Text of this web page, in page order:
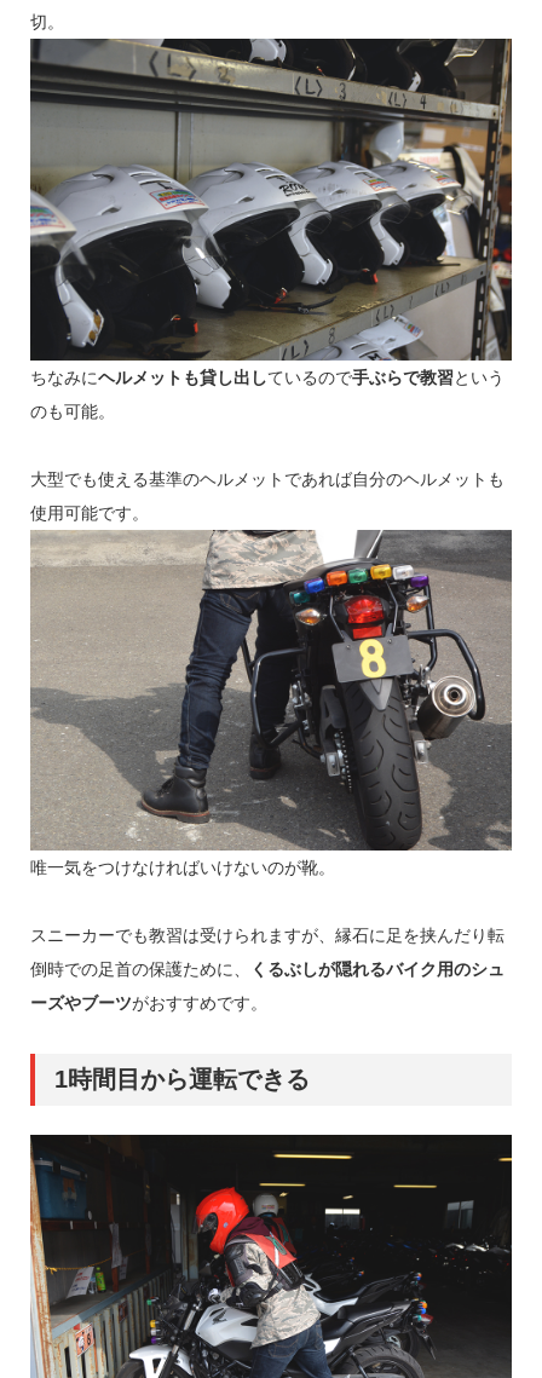
切。
ちなみにヘルメットも貸し出しているので手ぶらで教習という
のも可能。
大型でも使える基準のヘルメットであれば自分のヘルメットも
使用可能です。
唯一気をつけなければいけないのが靴。
スニーカーでも教習は受けられますが、縁石に足を挟んだり転
倒時での足首の保護ために、
くるぶしが隠れるバイク用のシュ
ーズやブーツがおすすめです。
1時間目から運転できる